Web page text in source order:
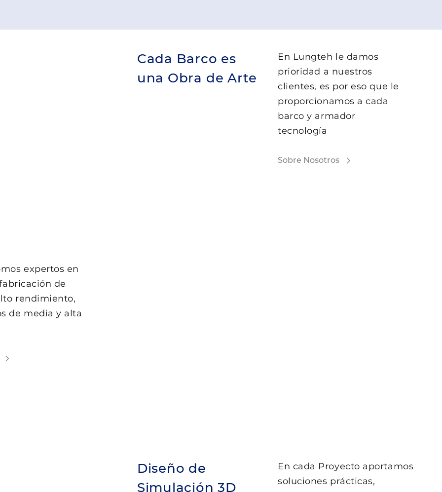
En Lungteh le damos
prioridad a nuestros
clientes, es por eso que le
proporcionamos a cada
barco y armador
tecnología
Sobre Nosotros
Cada Barco es
una Obra de Arte
expertos en
de
rendimiento,
de media y alta
En cada Proyecto aportamos
soluciones prácticas,
Diseño de
Simulación 3D